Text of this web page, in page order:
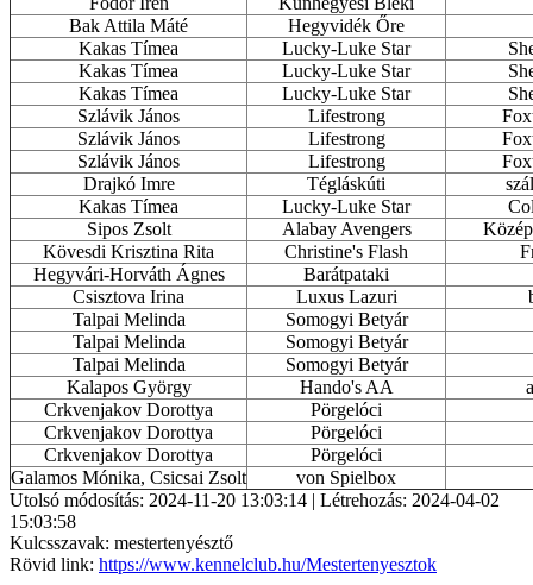
Bak Attila Máté
Hegyvidék Őre
Kakas Tímea
Lucky-Luke Star
Kakas Tímea
Lucky-Luke Star
Kakas Tímea
Lucky-Luke Star
Szlávik János
Lifestrong
Szlávik János
Lifestrong
Szlávik János
Lifestrong
Drajkó Imre
Tégláskúti
Kakas Tímea
Lucky-Luke Star
Sipos Zsolt
Alabay Avengers
Kövesdi Krisztina Rita
Christine's Flash
Hegyvári-Horváth Ágnes
Barátpataki
Csisztova Irina
Luxus Lazuri
Talpai Melinda
Somogyi Betyár
Talpai Melinda
Somogyi Betyár
Talpai Melinda
Somogyi Betyár
Kalapos György
Hando's AA
Crkvenjakov Dorottya
Pörgelóci
Crkvenjakov Dorottya
Pörgelóci
Crkvenjakov Dorottya
Pörgelóci
Galamos Mónika, Csicsai Zsolt
von Spielbox
Utolsó módosítás: 2024-11-20 13:03:14 | Létrehozás: 2024-04-02
15:03:58
Kulcsszavak: mestertenyésztő
Rövid link: https://www.kennelclub.hu/Mestertenyesztok